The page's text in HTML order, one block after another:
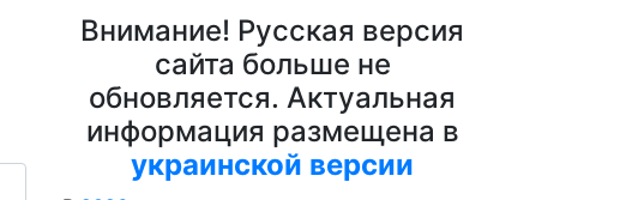
Внимание! Русская версия
сайта больше не
обновляется. Актуальная
информация размещена в
украинской версии